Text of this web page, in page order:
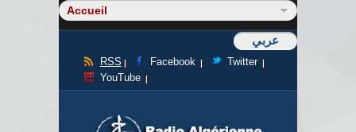
عربي
RSS Facebook
Twitter
YouTube